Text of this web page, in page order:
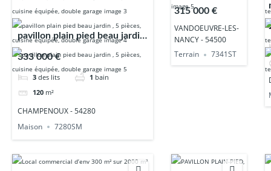
pavillon plain pied beau jardin
, 5 pièces, cuisine équipée,
double garage
333 000 €
3 des lits 1 bain
120 m²
CHAMPENOUX - 54280
Maison
7280SM
315 000 €
VANDOEUVRE-LES-
NANCY - 54500
Terrain
7341ST